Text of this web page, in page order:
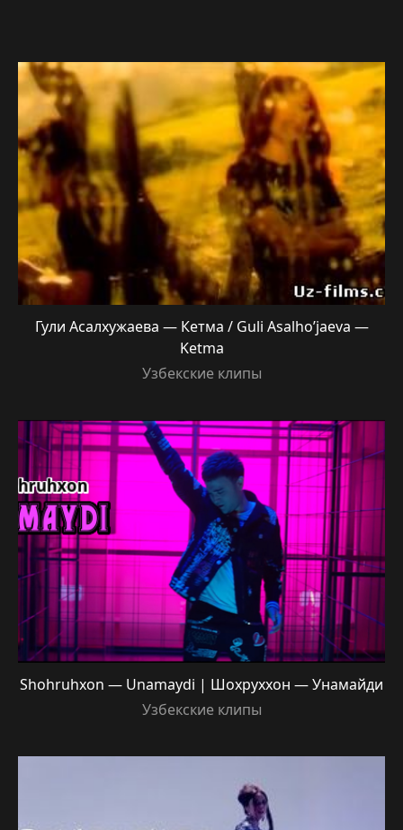
Гули Асалхужаева — Кетма / Guli Asalho’jaeva —
Ketma
Узбекские клипы
Shohruhxon — Unamaydi | Шохруххон — Унамайди
Узбекские клипы